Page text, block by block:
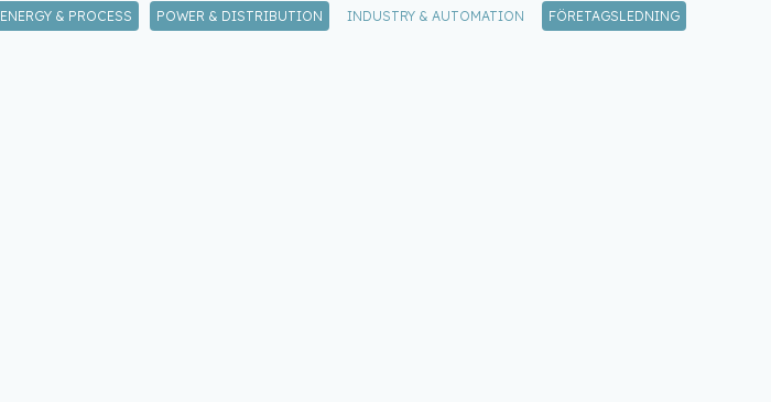
ENERGY & PROCESS POWER & DISTRIBUTION INDUSTRY & AUTOMATION FÖRETAGSLEDNING